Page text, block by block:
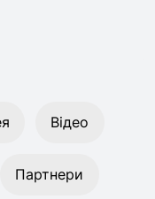
Відео
Партнери